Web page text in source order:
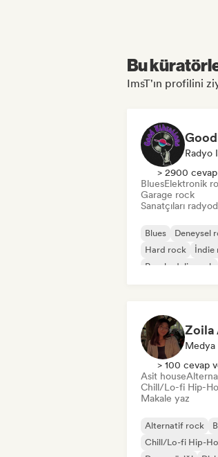
Bu
ImsT'ın profilini
Radyo
> 2900
BluesElektronik
Garage rock
Sanatçıları
Blues Deneysel
Hard rock
İndie
Psychedelic rock
Zoila
Medya
> 100 cevap
Asit house
Chill/Lo-fi Hip-
Makale yaz
Alternatif rock
Chill/Lo-fi Hip-